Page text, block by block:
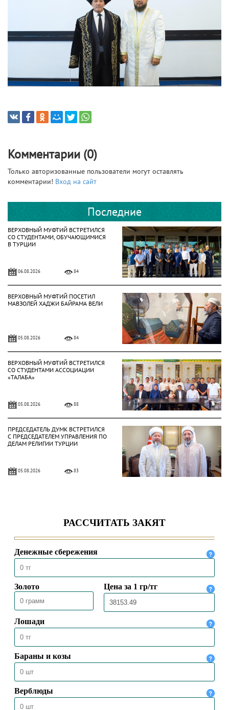
Комментарии (0)
Только авторизованные пользователи могут оставлять
комментарии! Вход на сайт
Последние
ВЕРХОВНЫЙ МУФТИЙ ВСТРЕТИЛСЯ
СО СТУДЕНТАМИ, ОБУЧАЮЩИМИСЯ
В ТУРЦИИ
06.08.2026 84
ВЕРХОВНЫЙ МУФТИЙ ПОСЕТИЛ
МАВЗОЛЕЙ ХАДЖИ БАЙРАМА ВЕЛИ
05.08.2026 84
ВЕРХОВНЫЙ МУФТИЙ ВСТРЕТИЛСЯ
СО СТУДЕНТАМИ АССОЦИАЦИИ
«ТАЛАБА»
05.08.2026 88
ПРЕДСЕДАТЕЛЬ ДУМК ВСТРЕТИЛСЯ
С ПРЕДСЕДАТЕЛЕМ УПРАВЛЕНИЯ ПО
ДЕЛАМ РЕЛИГИИ ТУРЦИИ
05.08.2026 83
04.08.2026 102
ПРЕДСЕДАТЕЛЬ ДУМК ВЫСТУПИЛ С
ПЯТНИЧНОЙ ПРОПОВЕДЬЮ В
МЕЧЕТИ «НҰРСҰЛТАН»
31.07.2026